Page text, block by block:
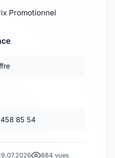
Promotionnel
85 54
884 vues